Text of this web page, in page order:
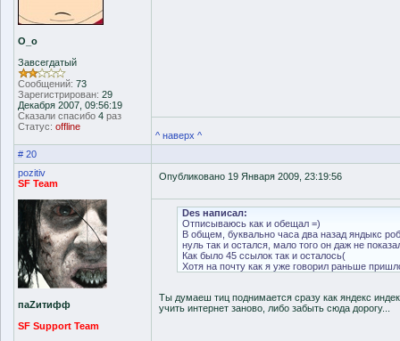
О_о
Завсегдатый
Сообщений: 73
Зарегистрирован: 29
Декабря 2007, 09:56:19
Сказали спасибо 4 раз
Статус: offline
^ наверх ^
# 20
pozitiv
SF Team
паZитифф
SF Support Team
Опубликовано 19 Января 2009, 23:19:56
Des написал:
Отписываюсь как и обещал =)
В общем, буквально часа два назад яндыкс
нуль так и остался, мало того он даж не
Как было 45 ссылок так и осталось(
Хотя на почту как я уже говорил раньше
Ты думаеш тиц поднимается сразу как яндекс
учить интернет заново, либо забыть сюда дорогу...